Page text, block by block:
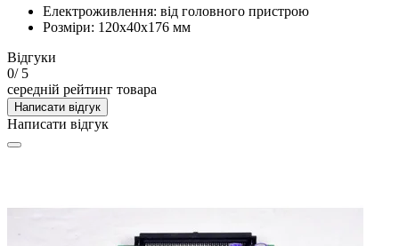
Електроживлення: від головного пристрою
Розміри: 120x40x176 мм
Відгуки
0/ 5
середній рейтинг товара
Написати відгук
Написати відгук